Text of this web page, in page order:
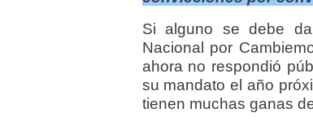
Si alguno se debe
Nacional por
ahora no respondió
su mandato el año
tienen muchas ganas